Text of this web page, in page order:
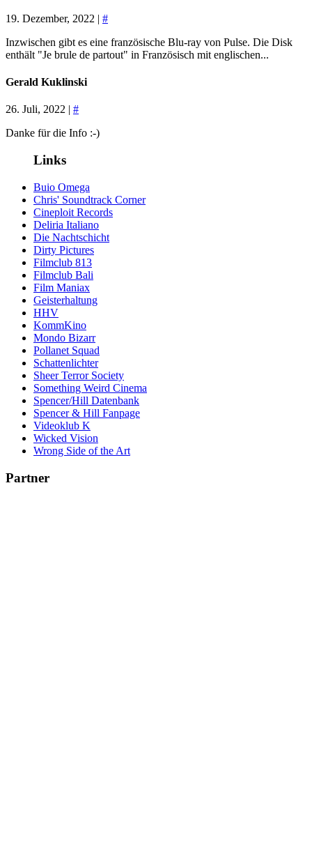
19. Dezember, 2022 | #
Inzwischen gibt es eine französische Blu-ray von Pulse. Die Disk
enthält "Je brule de partout" in Französisch mit englischen...
Gerald Kuklinski
26. Juli, 2022 | #
Danke für die Info :-)
Links
Buio Omega
Chris' Soundtrack Corner
Cineploit Records
Deliria Italiano
Die Nachtschicht
Dirty Pictures
Filmclub 813
Filmclub Bali
Film Maniax
Geisterhaltung
HHV
KommKino
Mondo Bizarr
Pollanet Squad
Schattenlichter
Sheer Terror Society
Something Weird Cinema
Spencer/Hill Datenbank
Spencer & Hill Fanpage
Videoklub K
Wicked Vision
Wrong Side of the Art
Partner